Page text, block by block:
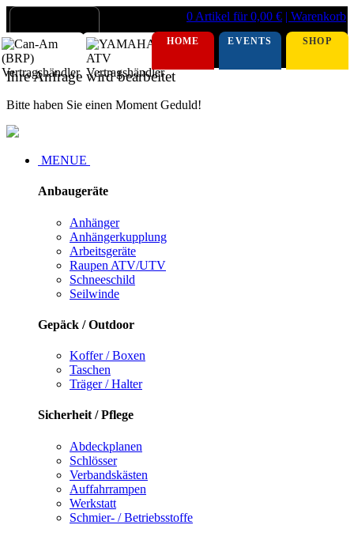
0 Artikel für 0,00 € | Warenkorb
HOME EVENTS SHOP
Ihre Anfrage wird bearbeitet
Bitte haben Sie einen Moment Geduld!
MENUE
Anbaugeräte
Anhänger
Anhängerkupplung
Arbeitsgeräte
Raupen ATV/UTV
Schneeschild
Seilwinde
Gepäck / Outdoor
Koffer / Boxen
Taschen
Träger / Halter
Sicherheit / Pflege
Abdeckplanen
Schlösser
Verbandskästen
Auffahrrampen
Werkstatt
Schmier- / Betriebsstoffe